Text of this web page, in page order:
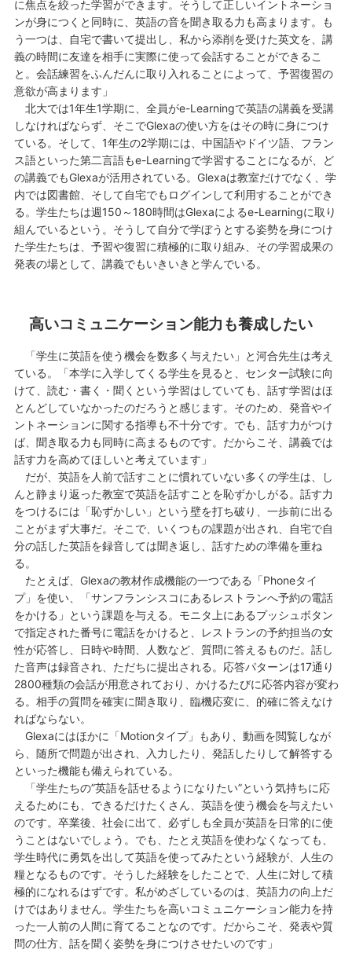
に焦点を絞った学習ができます。そうして正しいイントネーショ
ンが身につくと同時に、英語の音を聞き取る力も高まります。も
う一つは、自宅で書いて提出し、私から添削を受けた英文を、講
義の時間に友達を相手に実際に使って会話することができるこ
と。会話練習をふんだんに取り入れることによって、予習復習の
意欲が高まります」
北大では1年生1学期に、全員がe-Learningで英語の講義を受講
しなければならず、そこでGlexaの使い方をはその時に身につけ
ている。そして、1年生の2学期には、中国語やドイツ語、フラン
ス語といった第二言語もe-Learningで学習することになるが、ど
の講義でもGlexaが活用されている。Glexaは教室だけでなく、学
内では図書館、そして自宅でもログインして利用することができ
る。学生たちは週150～180時間はGlexaによるe-Learningに取り
組んでいるという。そうして自分で学ぼうとする姿勢を身につけ
た学生たちは、予習や復習に積極的に取り組み、その学習成果の
発表の場として、講義でもいきいきと学んでいる。
高いコミュニケーション能力も養成したい
「学生に英語を使う機会を数多く与えたい」と河合先生は考え
ている。「本学に入学してくる学生を見ると、センター試験に向
けて、読む・書く・聞くという学習はしていても、話す学習はほ
とんどしていなかったのだろうと感じます。そのため、発音やイ
ントネーションに関する指導も不十分です。でも、話す力がつけ
ば、聞き取る力も同時に高まるものです。だからこそ、講義では
話す力を高めてほしいと考えています」
だが、英語を人前で話すことに慣れていない多くの学生は、し
んと静まり返った教室で英語を話すことを恥ずかしがる。話す力
をつけるには「恥ずかしい」という壁を打ち破り、一歩前に出る
ことがまず大事だ。そこで、いくつもの課題が出され、自宅で自
分の話した英語を録音しては聞き返し、話すための準備を重ね
る。
たとえば、Glexaの教材作成機能の一つである「Phoneタイ
プ」を使い、「サンフランシスコにあるレストランへ予約の電話
をかける」という課題を与える。モニタ上にあるプッシュボタン
で指定された番号に電話をかけると、レストランの予約担当の女
性が応答し、日時や時間、人数など、質問に答えるものだ。話し
た音声は録音され、ただちに提出される。応答パターンは17通り
2800種類の会話が用意されており、かけるたびに応答内容が変わ
る。相手の質問を確実に聞き取り、臨機応変に、的確に答えなけ
ればならない。
Glexaにはほかに「Motionタイプ」もあり、動画を閲覧しなが
ら、随所で問題が出され、入力したり、発話したりして解答する
といった機能も備えられている。
「学生たちの”英語を話せるようになりたい”という気持ちに応
えるためにも、できるだけたくさん、英語を使う機会を与えたい
のです。卒業後、社会に出て、必ずしも全員が英語を日常的に使
うことはないでしょう。でも、たとえ英語を使わなくなっても、
学生時代に勇気を出して英語を使ってみたという経験が、人生の
糧となるものです。そうした経験をしたことで、人生に対して積
極的になれるはずです。私がめざしているのは、英語力の向上だ
けではありません。学生たちを高いコミュニケーション能力を持
った一人前の人間に育てることなのです。だからこそ、発表や質
問の仕方、話を聞く姿勢を身につけさせたいのです」